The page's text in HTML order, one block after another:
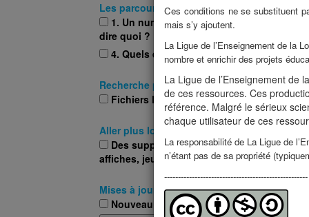
Les parcours et modules disponibles:
1. Un numérique durable, cela voudrait-
dire quoi ?
4. Quels effets rebond ?
Recherche par extension de fichiers:
Fichiers PDF (Documents définitifs)
Aller plus loin, d'autres ressources
Des supports pédagogiques (expos,
affiches, jeux...)
Mises à jour:
Nouveau !
Ces conditions ne se substituent
mais s’y ajoutent.
La Ligue de l’Enseignement de la
nombre et enrichir des projets
La Ligue de l’Enseignement de
de ces ressources. Ces
référence. Malgré le sérieux
chaque utilisateur de ces
La responsabilité de La Ligue de
n’étant pas de sa propriété
----------------------------------------------------